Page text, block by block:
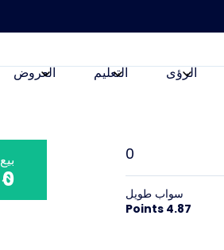
الرؤى التعليم العروض
0
سواب طويل
4.87 Points
بيع
0